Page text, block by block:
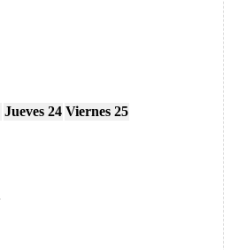
Jueves 24 Viernes 25